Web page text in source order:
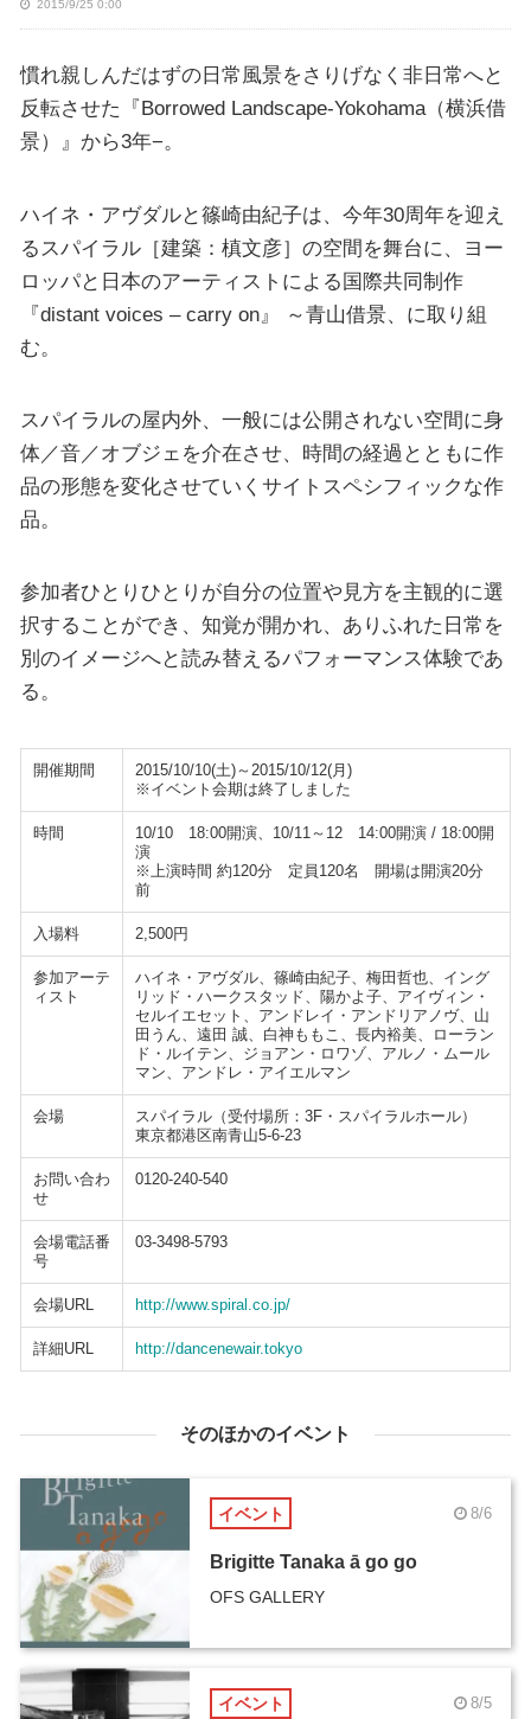
2015/9/25 0:00
慣れ親しんだはずの日常風景をさりげなく非日常へと
反転させた『Borrowed Landscape-Yokohama（横浜借
景）』から3年−。
ハイネ・アヴダルと篠崎由紀子は、今年30周年を迎え
るスパイラル［建築：槙文彦］の空間を舞台に、ヨー
ロッパと日本のアーティストによる国際共同制作
『distant voices – carry on』 ～青山借景、に取り組
む。
スパイラルの屋内外、一般には公開されない空間に身
体／音／オブジェを介在させ、時間の経過とともに作
品の形態を変化させていくサイトスペシフィックな作
品。
参加者ひとりひとりが自分の位置や見方を主観的に選
択することができ、知覚が開かれ、ありふれた日常を
別のイメージへと読み替えるパフォーマンス体験であ
る。
開催期間
2015/10/10(土)～2015/10/12(月)
※イベント会期は終了しました
時間
10/10 18:00開演、10/11～12 14:00開演 / 18:00開
演
※上演時間 約120分 定員120名 開場は開演20分
前
入場料 2,500円
参加アーテ
ィスト
ハイネ・アヴダル、篠崎由紀子、梅田哲也、イング
リッド・ハークスタッド、陽かよ子、アイヴィン・
セルイエセット、アンドレイ・アンドリアノヴ、山
田うん、遠田 誠、白神ももこ、長内裕美、ローラン
ド・ルイテン、ジョアン・ロワゾ、アルノ・ムール
マン、アンドレ・アイエルマン
会場
スパイラル（受付場所：3F・スパイラルホール）
東京都港区南青山5-6-23
お問い合わ
せ
0120-240-540
会場電話番
号
03-3498-5793
会場URL http://www.spiral.co.jp/
詳細URL http://dancenewair.tokyo
そのほかのイベント
イベント 8/6
Brigitte Tanaka ā go go
OFS GALLERY
イベント 8/5